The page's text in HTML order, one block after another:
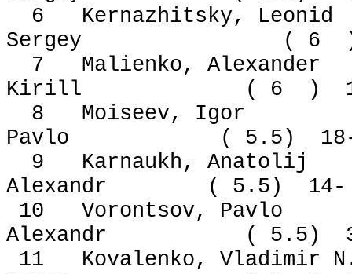
6 Kernazhitsky,
Sergey ( 6 )
7 Malienko,
Kirill ( 6 ) 19-
8 Moiseev, Igor
Pavlo ( 5.5) 18-
9 Karnaukh,
Alexandr ( 5.5)
10 Vorontsov,
Alexandr ( 5.5)
11 Kovalenko,